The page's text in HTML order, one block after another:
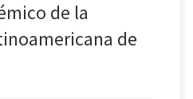
de la
de